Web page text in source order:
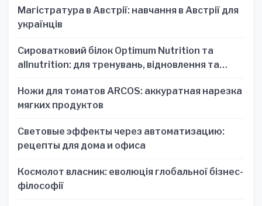
Магістратура в Австрії: навчання в Австрії для
українців
Сироватковий білок Optimum Nutrition та
allnutrition: для тренувань, відновлення та
Ножи для томатов ARCOS: аккуратная нарезка
мягких продуктов
Световые эффекты через автоматизацию:
рецепты для дома и офиса
Космолот власник: еволюція глобальної бізнес-
філософії